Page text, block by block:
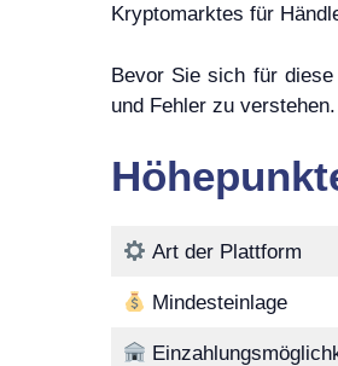
Kryptomarktes für
Bevor Sie sich für
und Fehler zu verstehen.
Art der Plattform
Mindesteinlage